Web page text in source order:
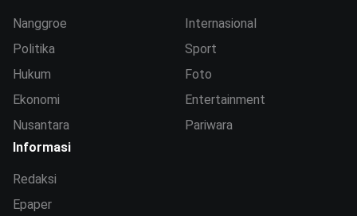
Nanggroe
Politika
Hukum
Ekonomi
Nusantara
Internasional
Sport
Foto
Entertainment
Pariwara
Informasi
Redaksi
Epaper